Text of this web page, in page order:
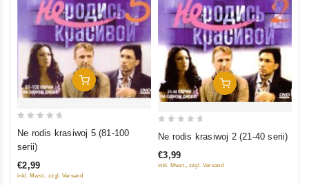
In Den Warenkorb
5
Ne rodis krasiwoj 5 (81-100
serii)
€2,99
inkl. Mwst., zzgl. Versand
In Den Warenkorb
of
Ne rodis krasiwoj 2 (21-40 serii)
€3,99
inkl. Mwst., zzgl. Versand